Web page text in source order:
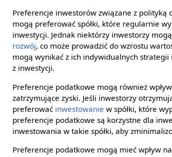
Preferencje inwestorów związane z
mogą preferować spółki, które regularnie
inwestycji. Jednak niektórzy inwestorzy
rozwój, co może prowadzić do wzrostu
mogą wynikać z ich indywidualnych
z inwestycji.
Preferencje podatkowe mogą również
zatrzymujące zyski. Jeśli inwestorzy
preferować inwestowanie w spółki, które
preferencje podatkowe są korzystne dla
inwestowania w takie spółki, aby
Preferencje podatkowe mogą mieć wpływ na